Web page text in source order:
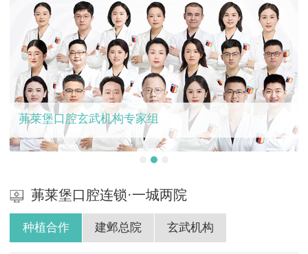
茀莱堡口腔玄武机构专家组
茀莱堡口腔连锁·一城两院
种植合作 建邺总院 玄武机构